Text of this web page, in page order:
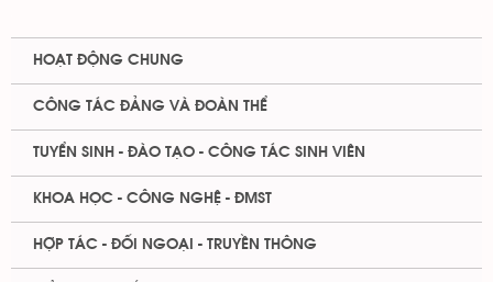
HOẠT ĐỘNG CHUNG
CÔNG TÁC ĐẢNG VÀ ĐOÀN THỂ
TUYỂN SINH - ĐÀO TẠO - CÔNG TÁC SINH VIÊN
KHOA HỌC - CÔNG NGHỆ - ĐMST
HỢP TÁC - ĐỐI NGOẠI - TRUYỀN THÔNG